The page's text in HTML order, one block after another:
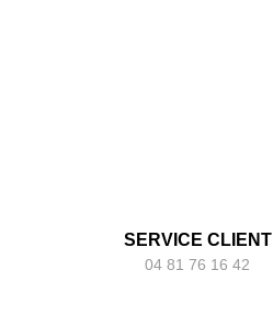
SERVICE CLIENT
04 81 76 16 42